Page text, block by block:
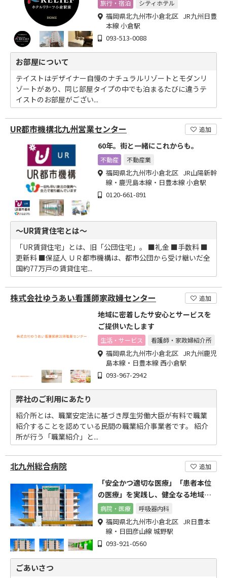
旅行・宿泊 シティホテル
福岡県北九州市小倉北区 JR九州日豊
本線 小倉駅
093-513-0088
お部屋について
テイストはデザイナー自慢のナチュラルリゾートとモダンリ
ゾートがあり、同じ部屋タイプの中でも泊まるたびに違うテ
イストのお部屋がござい...
UR都市機構北九州営業センター 追加
60年。街と一緒にこれからも。
不動産 不動産業
福岡県北九州市小倉北区 JR山陽新幹
線・鹿児島本線・日豊本線 小倉駅
0120-661-891
～UR賃貸住宅とは～
「UR賃貸住宅」とは、旧「公団住宅」。 ■礼金 ■手数料 ■
更新料 ■保証人 ＵＲ都市機構は、都市公団から受け継いだ全
国約77万戸の賃貸住宅...
株式会社ゆうあい看護師家政婦センター 追加
地域に密着したサ安心とサービスを
ご提供いたします
生活・サービス 看護師・家政婦紹介所
福岡県北九州市小倉北区 JR九州鹿児
島本線・日豊本線 西小倉駅
093-967-2942
弊社のご利用にあたり
紹介所とは、職業安定法に基づき厚生労働大臣が有料で職業
紹介することを認めている民間の職業紹介事業者です。 紹介
所が行う「職業紹介」と...
北九州総合病院 追加
「安全かつ適切な医療」「患者本位
の医療」を実践し、健全なる地域社
会の実現に貢献します。
病院・医療 呼吸器内科
福岡県北九州市小倉北区 JR日豊本
線・日田彦山線 城野駅
093-921-0560
ごあいさつ